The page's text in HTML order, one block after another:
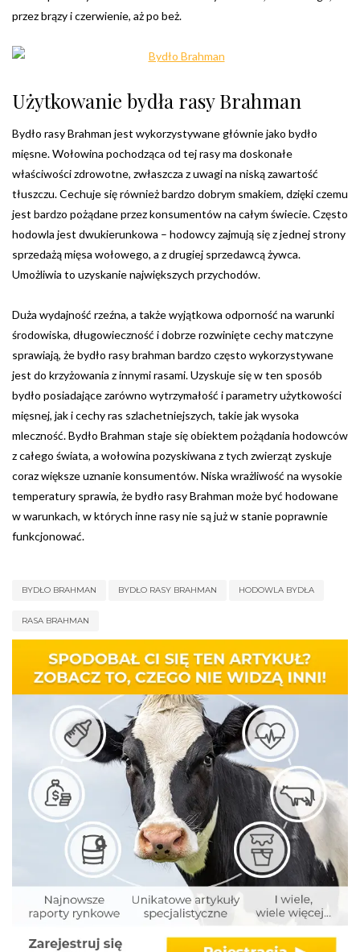
przez brązy i czerwienie, aż po beż.
Użytkowanie bydła rasy Brahman
Bydło rasy Brahman jest wykorzystywane głównie jako bydło
mięsne. Wołowina pochodząca od tej rasy ma doskonałe
właściwości zdrowotne, zwłaszcza z uwagi na niską zawartość
tłuszczu. Cechuje się również bardzo dobrym smakiem, dzięki czemu
jest bardzo pożądane przez konsumentów na całym świecie. Często
hodowla jest dwukierunkowa – hodowcy zajmują się z jednej strony
sprzedażą mięsa wołowego, a z drugiej sprzedawcą żywca.
Umożliwia to uzyskanie największych przychodów.
Duża wydajność rzeźna, a także wyjątkowa odporność na warunki
środowiska, długowieczność i dobrze rozwinięte cechy matczyne
sprawiają, że bydło rasy brahman bardzo często wykorzystywane
jest do krzyżowania z innymi rasami. Uzyskuje się w ten sposób
bydło posiadające zarówno wytrzymałość i parametry użytkowości
mięsnej, jak i cechy ras szlachetniejszych, takie jak wysoka
mleczność. Bydło Brahman staje się obiektem pożądania hodowców
z całego świata, a wołowina pozyskiwana z tych zwierząt zyskuje
coraz większe uznanie konsumentów. Niska wrażliwość na wysokie
temperatury sprawia, że bydło rasy Brahman może być hodowane
w warunkach, w których inne rasy nie są już w stanie poprawnie
funkcjonować.
BYDŁO BRAHMAN BYDŁO RASY BRAHMAN HODOWLA BYDŁA
RASA BRAHMAN